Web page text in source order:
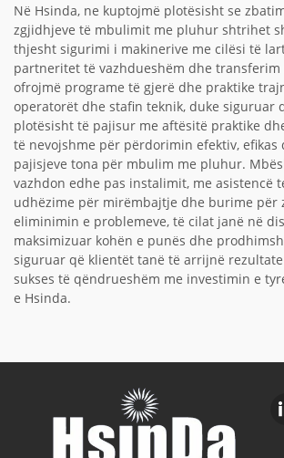
Në Hsinda, ne kuptojmë plotësisht se
zgjidhjeve të mbulimit me pluhur shtrihet
thjesht sigurimi i makinerive me cilësi të
partneritet të vazhdueshëm dhe
ofrojmë programe të gjerë dhe praktike
operatorët dhe stafin teknik, duke siguruar
plotësisht të pajisur me aftësitë praktike
të nevojshme për përdorimin efektiv, efikas
pajisjeve tona për mbulim me pluhur.
vazhdon edhe pas instalimit, me asistencë
udhëzime për mirëmbajtje dhe burime për
eliminimin e problemeve, të cilat janë në
maksimizuar kohën e punës dhe
siguruar që klientët tanë të arrijnë
sukses të qëndrueshëm me investimin e
e Hsinda.